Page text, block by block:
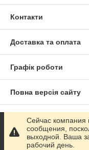
Контакти
Доставка та оплата
Графік роботи
Повна версія сайту
Сайт створено на
Політика
Сейчас компания
сообщения,
выходной. Ваша
рабочий день.